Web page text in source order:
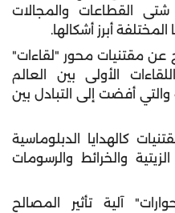
شتى القطاعات والمجالات
أبرز أشكالها.
مقتنيات محور "لقاءات"
الأولى بين العالم
والتي أفضت إلى التبادل بين
كالهدايا الدبلوماسية
والخرائط والرسومات
آلية تأثير المصالح